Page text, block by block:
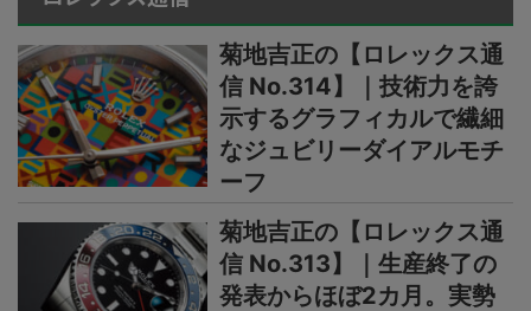
菊地吉正の【ロレックス通
信 No.314】｜技術力を誇
示するグラフィカルで繊細
なジュビリーダイアルモチ
ーフ
菊地吉正の【ロレックス通
信 No.313】｜生産終了の
発表からほぼ2カ月。実勢